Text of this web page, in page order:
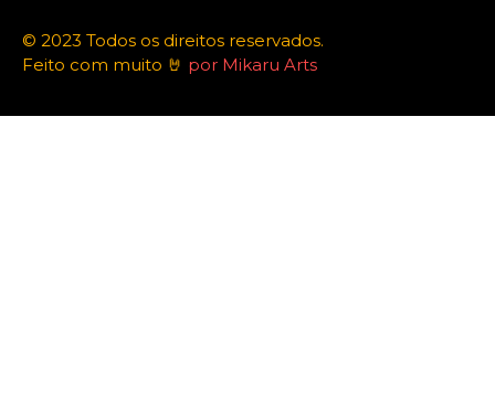
© 2023 Todos os direitos reservados.
Feito com muito 🤘 por Mikaru Arts